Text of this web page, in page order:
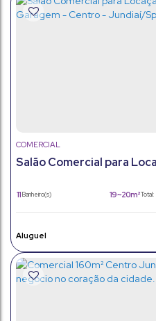
Salão Comercial para
COMERCIAL
11Banheiro(s) Total:
19 ~ 20m²